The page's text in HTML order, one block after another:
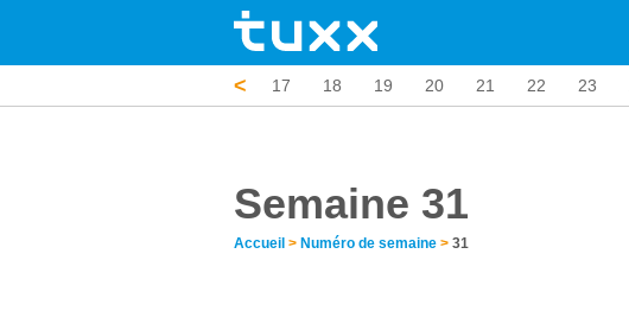
<
16 17 18 19 20 21 22 23
Semaine 31
Accueil > Numéro de semaine > 31